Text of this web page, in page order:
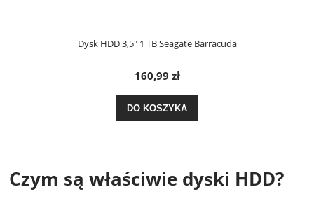
Dysk HDD 3,5" 1 TB Seagate Barracuda
160,99 zł
DO KOSZYKA
Czym są właściwie dyski HDD?